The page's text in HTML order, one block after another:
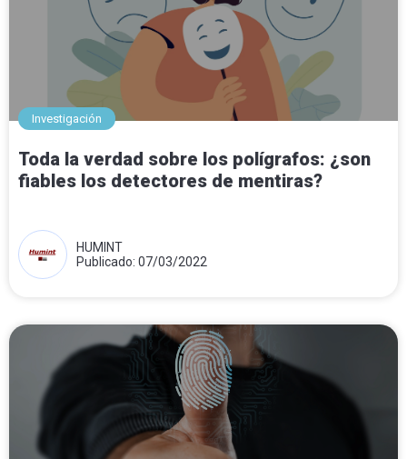
Investigación
Toda la verdad sobre los polígrafos: ¿son
fiables los detectores de mentiras?
HUMINT
Publicado: 07/03/2022